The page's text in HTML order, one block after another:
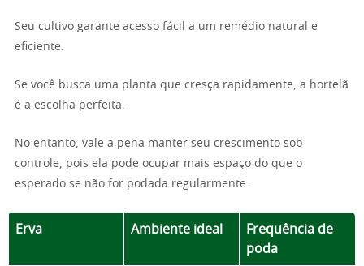
Seu cultivo garante acesso fácil a um remédio natural e
eficiente.
Se você busca uma planta que cresça rapidamente, a hortelã
é a escolha perfeita.
No entanto, vale a pena manter seu crescimento sob
controle, pois ela pode ocupar mais espaço do que o
esperado se não for podada regularmente.
Erva Ambiente ideal
Frequência de
poda